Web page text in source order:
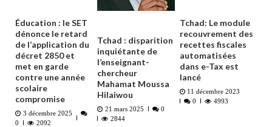
Éducation : le SET
dénonce le retard
de l’application du
décret 2850 et
met en garde
contre une année
scolaire
compromise
3 décembre 2025
0
2092
Tchad : disparition
inquiétante de
l’enseignant-
chercheur
Mahamat Moussa
Hilaiwou
21 mars 2025
0
2844
Tchad: Le module
recouvrement des
recettes fiscales
automatisées
dans e-Tax est
lancé
11 décembre 2023
0
4993